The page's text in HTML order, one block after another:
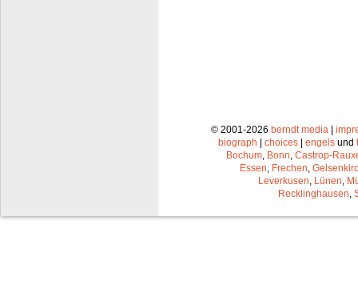
© 2001-2026 berndt media |
biograph | choices | engels und
Bochum Bonn Castrop-
Essen Frechen
Leverkusen Lünen
Recklinghausen